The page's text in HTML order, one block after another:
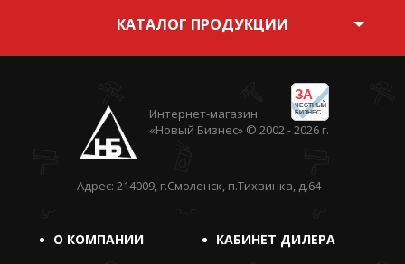
КАТАЛОГ ПРОДУКЦИИ
ЗА
ЧЕСТНЫЙ
БИЗНЕС
Интернет-магазин
«Новый Бизнес» © 2002 - 2026 г.
Адрес: 214009, г.Смоленск, п.Тихвинка, д.64
О КОМПАНИИ
КАБИНЕТ ДИЛЕРА